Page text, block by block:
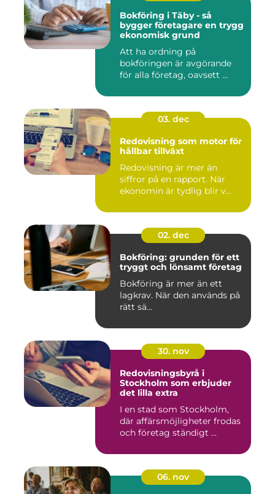
Bokföring i Täby - så
bygger företagare en trygg
ekonomisk grund
Att ha ordning på
bokföringen är avgörande
för alla företag, oavsett ...
03. dec
Redovisning som motor för
hållbar tillväxt
Redovisning är mer än
siffror på en rapport. När
ekonomin är tydlig blir v...
02. dec
Bokföring: grunden för ett
tryggt och lönsamt företag
Bokföring är mer än ett
lagkrav. När den används på
rätt sä...
30. nov
Redovisningsbyrå i
Stockholm som erbjuder
det lilla extra
I en stad som Stockholm,
där affärsmöjligheter frodas
och företag ständigt ...
06. nov